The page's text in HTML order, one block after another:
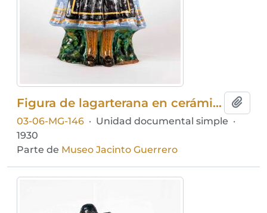
Figura de lagarterana en cerámica
03-06-MG-146 · Unidad documental simple ·
1930
Parte de Museo Jacinto Guerrero